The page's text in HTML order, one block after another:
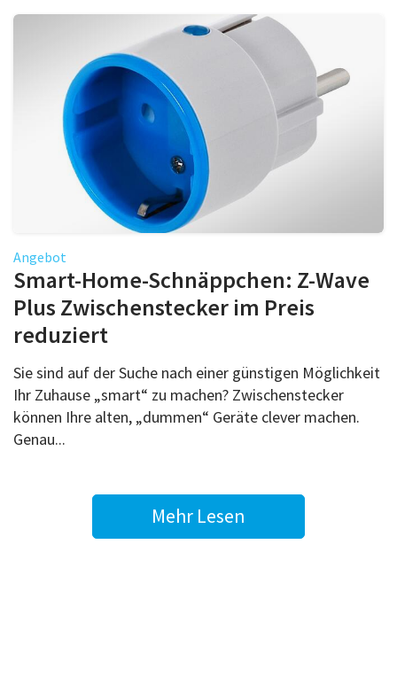
Angebot
Smart-Home-Schnäppchen: Z-Wave
Plus Zwischenstecker im Preis
reduziert
Sie sind auf der Suche nach einer günstigen Möglichkeit
Ihr Zuhause „smart“ zu machen? Zwischenstecker
können Ihre alten, „dummen“ Geräte clever machen.
Genau...
Mehr Lesen